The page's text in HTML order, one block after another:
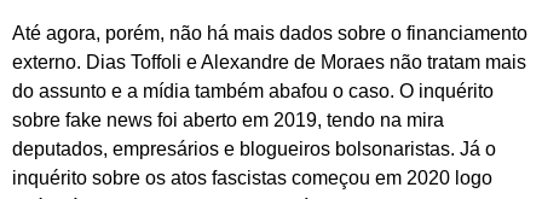
Até agora, porém, não há mais dados sobre o financiamento
externo. Dias Toffoli e Alexandre de Moraes não tratam mais
do assunto e a mídia também abafou o caso. O inquérito
sobre fake news foi aberto em 2019, tendo na mira
deputados, empresários e blogueiros bolsonaristas. Já o
inquérito sobre os atos fascistas começou em 2020 logo